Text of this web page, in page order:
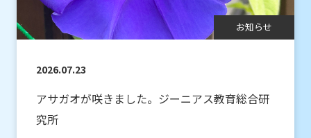
お知らせ
2026.07.23
アサガオが咲きました。ジーニアス教育総合研
究所